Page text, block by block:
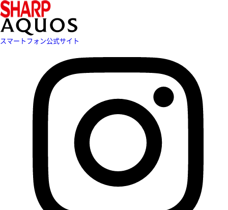
スマートフォン公式サイト